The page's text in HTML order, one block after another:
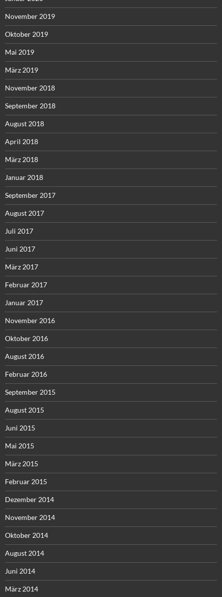
November 2019
Oktober 2019
Mai 2019
März 2019
November 2018
September 2018
August 2018
April 2018
März 2018
Januar 2018
September 2017
August 2017
Juli 2017
Juni 2017
März 2017
Februar 2017
Januar 2017
November 2016
Oktober 2016
August 2016
Februar 2016
September 2015
August 2015
Juni 2015
Mai 2015
März 2015
Februar 2015
Dezember 2014
November 2014
Oktober 2014
August 2014
Juni 2014
März 2014